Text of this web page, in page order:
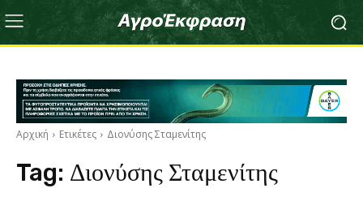
Αρχική Ετικέτες Διονύσης Σταμενίτης
Tag: Διονύσης Σταμενίτης